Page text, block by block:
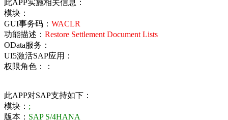
此APP实施相关信息：
模块：
GUI事务码： WACLR
功能描述： Restore Settlement Document Lists
OData服务：
UI5激活SAP应用：
权限角色：：
此APP对SAP支持如下：
模块： ;
版本： SAP S/4HANA